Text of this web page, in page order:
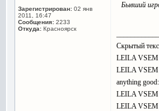
Зарегистрирован: 02 янв
2011, 16:47
Сообщения: 2233
Откуда: Красноярск
Бывший
Скрытый
LEILA
LEILA
anything
LEILA
LEILA